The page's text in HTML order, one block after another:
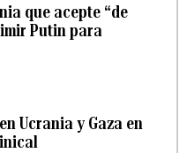
que acepte “de
Putin para
Ucrania y Gaza en